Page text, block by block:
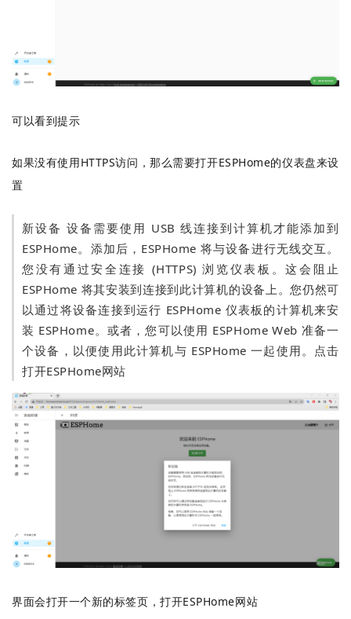
可以看到提示
如果没有使用HTTPS访问，那么需要打开ESPHome的仪表盘来设
置
新设备 设备需要使用 USB 线连接到计算机才能添加到
ESPHome。添加后，ESPHome 将与设备进行无线交互。
您没有通过安全连接 (HTTPS) 浏览仪表板。这会阻止
ESPHome 将其安装到连接到此计算机的设备上。您仍然可
以通过将设备连接到运行 ESPHome 仪表板的计算机来安
装 ESPHome。或者，您可以使用 ESPHome Web 准备一
个设备，以便使用此计算机与 ESPHome 一起使用。点击
打开ESPHome网站
界面会打开一个新的标签页，打开ESPHome网站